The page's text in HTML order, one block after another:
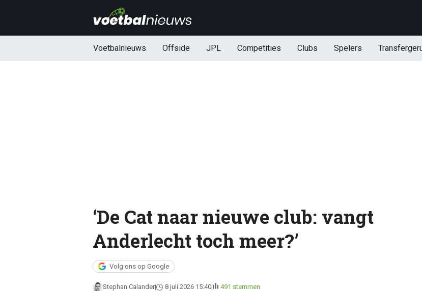
Voetbalnieuws Offside JPL Competities Clubs Spelers
‘De Cat naar nieuwe club: vangt
Anderlecht toch meer?’
Volg ons op Google
Stephan Calander 8 juli 2026 15:40 491 stemmen